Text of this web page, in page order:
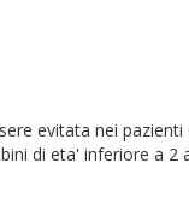
evitata nei
di eta' inferiore a 2